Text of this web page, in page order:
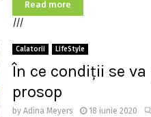
Read more
///
Calatorii LifeStyle
În ce condiții se
prosop
by Adina Meyers 18 iunie 2020